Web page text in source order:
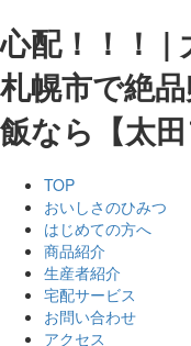
心配！！！ |
札幌市で絶
飯なら【太田
TOP
おいしさのひみつ
はじめての方へ
商品紹介
生産者紹介
宅配サービス
お問い合わせ
アクセス